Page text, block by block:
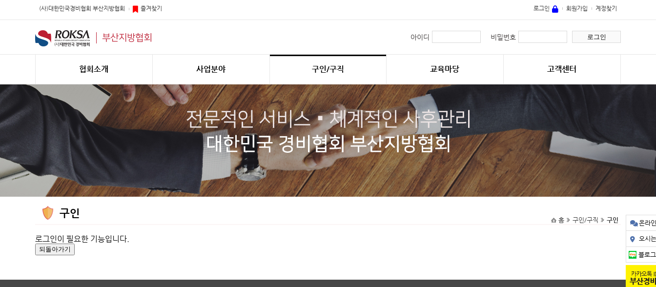
온라
오시
블로그
(사)대한민국경비협회 부산지방협회 즐겨찾기 로그인 회원가입 계정찾기
부산지방협회 아이디 비밀번호 로그인
협회소개 사업분야 구인/구직 교육마당 고객센터
구인
홈 구인/구직 구인
로그인이 필요한 기능입니다.